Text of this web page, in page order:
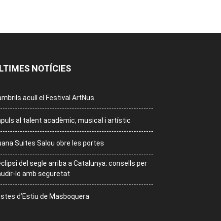
NOTÍCIES
acull el Festival ArtNus
al talent acadèmic, musical i artístic
Suites Salou obre les portes
del segle arriba a Catalunya: consells per
lo amb seguretat
d’Estiu de Masboquera